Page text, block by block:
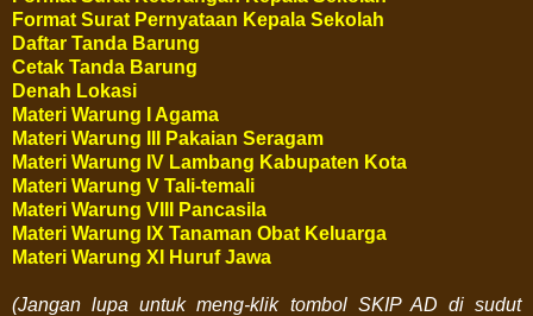
Format Surat Pernyataan Kepala Sekolah
Daftar Tanda Barung
Cetak Tanda Barung
Denah Lokasi
Materi Warung I Agama
Materi Warung III Pakaian Seragam
Materi Warung IV Lambang Kabupaten Kota
Materi Warung V Tali-temali
Materi Warung VIII Pancasila
Materi Warung IX Tanaman Obat Keluarga
Materi Warung XI Huruf Jawa
(Jangan lupa untuk meng-klik tombol SKIPAD di sudut